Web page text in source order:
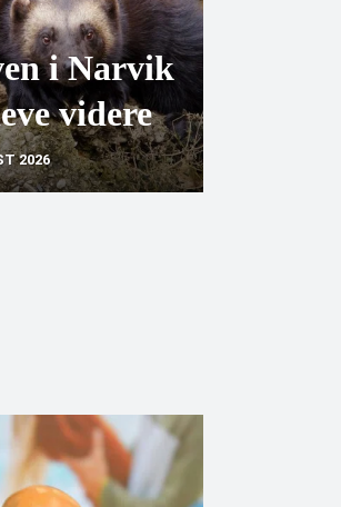
i Narvik
videre
2026